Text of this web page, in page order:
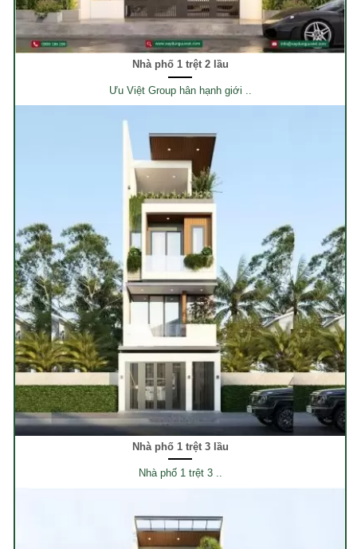
Nhà phố 1 trệt 2 lầu
Ưu Việt Group hân hạnh giới ..
Nhà phố 1 trệt 3 lầu
Nhà phố 1 trệt 3 ..